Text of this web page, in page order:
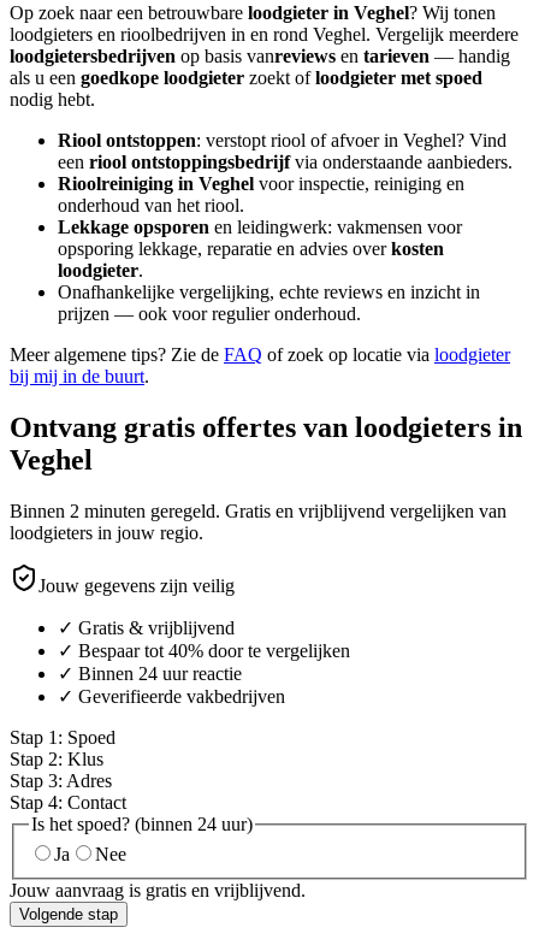
Op zoek naar een betrouwbare loodgieter in Veghel? Wij tonen
loodgieters en rioolbedrijven in en rond Veghel. Vergelijk meerdere
loodgietersbedrijven op basis vanreviews en tarieven — handig
als u een goedkope loodgieter zoekt ofloodgieter met spoed
nodig hebt.
Riool ontstoppen: verstopt riool of afvoer in Veghel? Vind
een riool ontstoppingsbedrijfvia onderstaande aanbieders.
Rioolreiniging in Veghel voor inspectie, reiniging en
onderhoud van het riool.
Lekkage opsporen en leidingwerk: vakmensen voor
opsporing lekkage, reparatie en advies overkosten
loodgieter.
Onafhankelijke vergelijking, echte reviews en inzicht in
prijzen — ook voor regulier onderhoud.
Meer algemene tips? Zie de FAQ of zoek op locatie via loodgieter
bij mij in de buurt.
Ontvang gratis offertes van loodgieters in
Veghel
Binnen 2 minuten geregeld. Gratis en vrijblijvend vergelijken van
loodgieters in jouw regio.
Jouw gegevens zijn veilig
✓ Gratis & vrijblijvend
✓ Bespaar tot 40% door te vergelijken
✓ Binnen 24 uur reactie
✓ Geverifieerde vakbedrijven
Stap 1 : Spoed
Stap 2: Klus
Stap 3: Adres
Stap 4: Contact
Is het spoed? (binnen 24 uur)
Ja
Nee
Jouw aanvraag is gratis en vrijblijvend.
Volgende stap